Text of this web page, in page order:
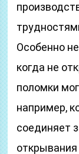
Особенно
когда не
поломки
например,
соединяет